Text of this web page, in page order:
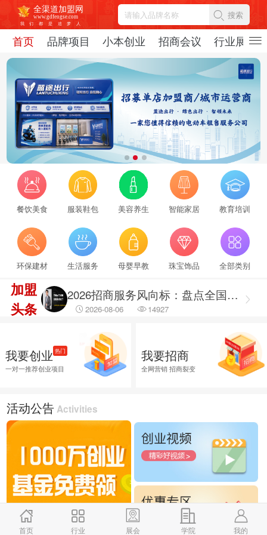
全渠道加盟网
www.gdfengse.com
我
们 都 是 追 梦 人
搜索
首页 品牌项目 小本创业 招商会议 行业展会
首页 行业 展会 学院 我的
餐饮美食 服装鞋包 美容养生 智能家居 教育培训
环保建材 生活服务 母婴早教 珠宝饰品 全部类别
加盟
头条
2026招商服务行业转型：新势力崛起与标杆企业引领，从区域到全国的发展新路径
2026-08-06 69470
2026招商服务风向标：盘点全国头部机构与实战派专家
2026-08-06 14927
2026融资服务行业调研出炉：聚焦合规治理 筑牢企业融资安全防线
2026-08-06
2026融资服务行业调研：破解供需错位难题 提升企业融资落地效能
2026-08-06 26030
我要创业 热门
一对一推荐创业项目
我要招商
全网营销 招商裂变
活动公告 Activities